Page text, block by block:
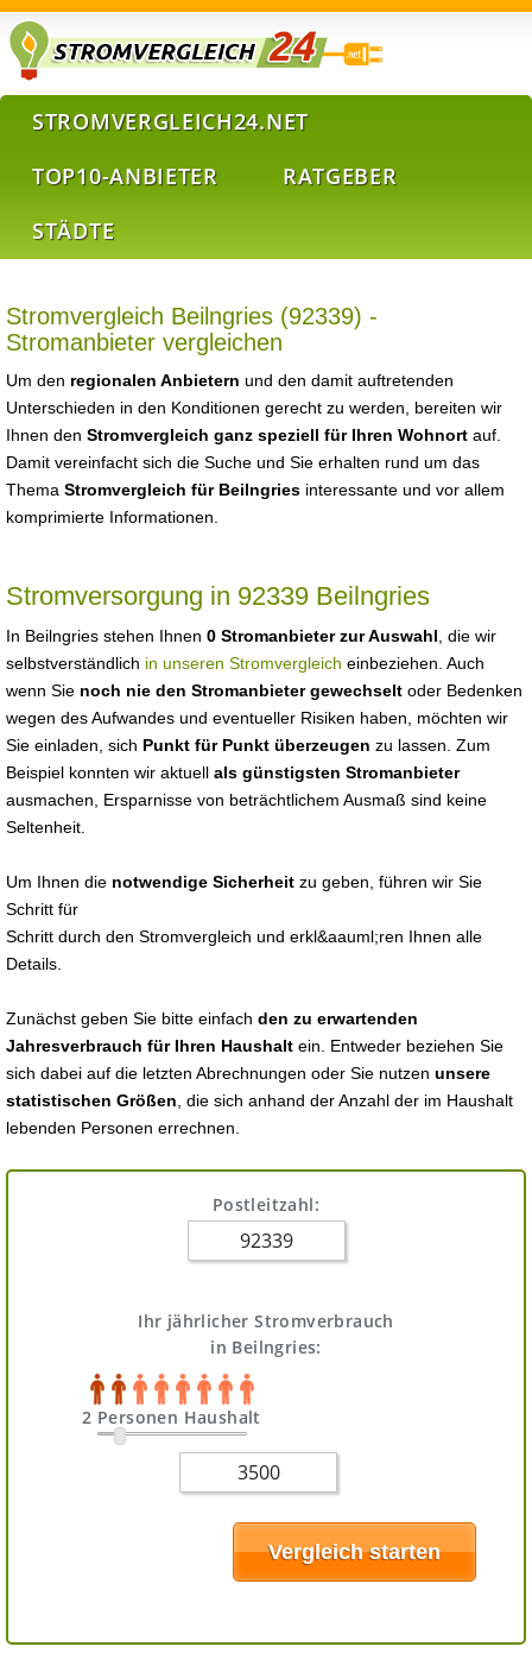
STROMVERGLEICH24.NET
TOP10-ANBIETER
RATGEBER
STÄDTE
Stromvergleich Beilngries (92339) -
Stromanbieter vergleichen
Um den regionalen Anbietern und den damit auftretenden
Unterschieden in den Konditionen gerecht zu werden, bereiten wir
Ihnen den Stromvergleich ganz speziell für Ihren Wohnort auf.
Damit vereinfacht sich die Suche und Sie erhalten rund um das
Thema Stromvergleich für Beilngries interessante und vor allem
komprimierte Informationen.
Stromversorgung in 92339 Beilngries
In Beilngries stehen Ihnen 0 Stromanbieter zur Auswahl , die wir
selbstverständlich in unseren Stromvergleich einbeziehen. Auch
wenn Sie noch nie den Stromanbieter gewechselt oder Bedenken
wegen des Aufwandes und eventueller Risiken haben, möchten wir
Sie einladen, sich Punkt für Punkt überzeugen zu lassen. Zum
Beispiel konnten wir aktuell als günstigsten Stromanbieter
ausmachen, Ersparnisse von beträchtlichem Ausmaß sind keine
Seltenheit.
Um Ihnen die notwendige Sicherheit zu geben, führen wir Sie
Schritt für
Schritt durch den Stromvergleich und erkl&aauml;ren Ihnen alle
Details.
Zunächst geben Sie bitte einfach den zu erwartenden
Jahresverbrauch für Ihren Haushalt ein. Entweder beziehen Sie
sich dabei auf die letzten Abrechnungen oder Sie nutzen unsere
statistischen Größen , die sich anhand der Anzahl der im Haushalt
lebenden Personen errechnen.
Postleitzahl:
Ihr jährlicher Stromverbrauch
in Beilngries:
2 Personen Haushalt